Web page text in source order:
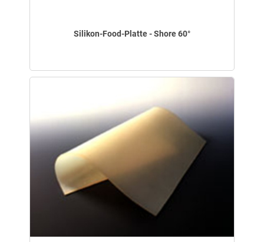
Silikon-Food-Platte - Shore 60°